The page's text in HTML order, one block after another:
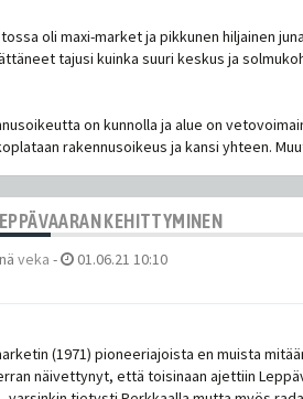
oli maxi-market ja pikkunen hiljainen
tajusi kuinka suuri keskus ja
on kunnolla ja alue on
rakennusoikeus ja kansi yhteen.
KEHITTYMINEN
veka - 01.06.21 10:10
(1971) pioneeriajoista en muista
näivettynyt, että toisinaan ajettiin